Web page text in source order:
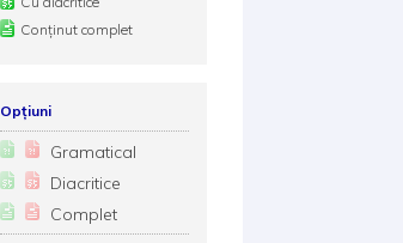
Conținut complet
Opțiuni
Gramatical
Diacritice
Complet